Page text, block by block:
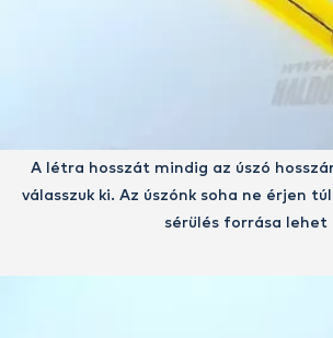
A létra hosszát mindig az úszó
válasszuk ki. Az úszónk soha ne érjen
sérülés forrása lehet